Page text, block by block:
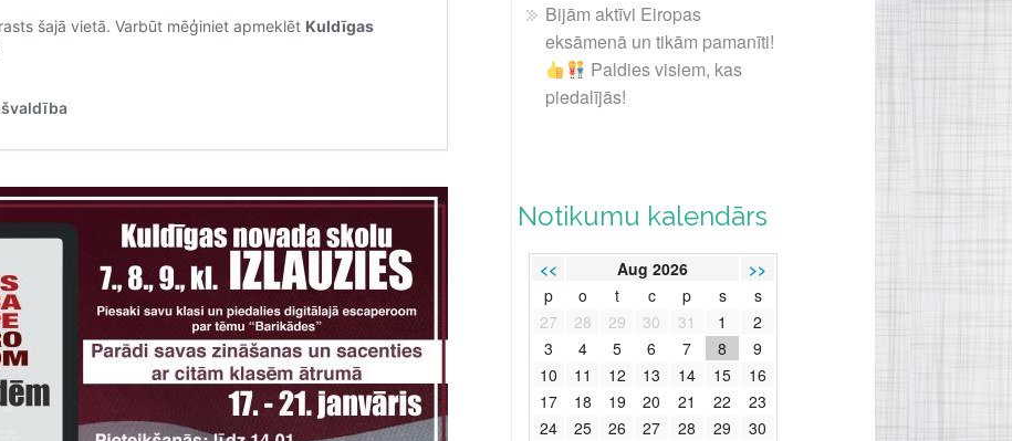
Bijām aktīvi Eiropas
eksāmenā un tikām pamanīti!
Paldies visiem, kas
piedalījās!
Notikumu kalendārs
<< Aug 2026
>>
p
o t c p s
s
27
28 29 30 31 1
2
3
4 5 6 7 8
9
10
11 12 13 14 15
16
17
18 19 20 21 22
23
24
25 26 27 28 29
30